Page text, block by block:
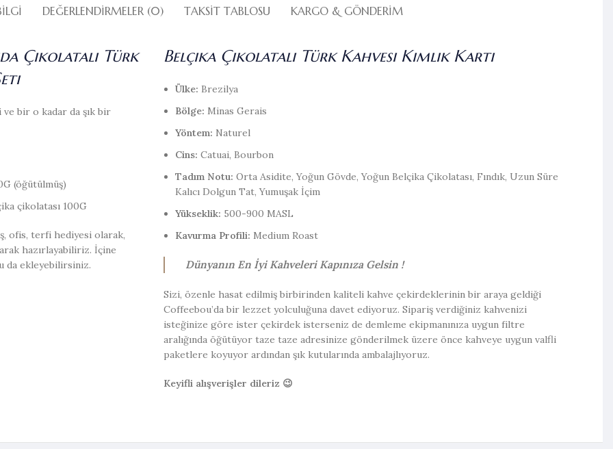
DEĞERLENDIRMELER (0) TAKSIT TABLOSU KARGO & GÖNDERIM
Çikolatalı Türk
ve bir o kadar da şık bir
(öğütülmüş)
çikolatası 100G
ofis, terfi hediyesi olarak,
hazırlayabiliriz. İçine
da ekleyebilirsiniz.
Belçika Çikolatalı Türk Kahvesi Kimlik Kartı
Ülke: Brezilya
Bölge: Minas Gerais
Yöntem: Naturel
Cins: Catuai, Bourbon
Tadım Notu: Orta Asidite, Yoğun Gövde, Yoğun Belçika Çikolatası, Fındık, Uzun Süre
Kalıcı Dolgun Tat, Yumuşak İçim
Yükseklik: 500-900 MASL
Kavurma Profili: Medium Roast
Dünyanın En İyi Kahveleri Kapınıza Gelsin !
Sizi, özenle hasat edilmiş birbirinden kaliteli kahve çekirdeklerinin bir araya geldiği
Coffeebou’da bir lezzet yolculuğuna davet ediyoruz. Sipariş verdiğiniz kahvenizi
isteğinize göre ister çekirdek isterseniz de demleme ekipmanınıza uygun filtre
aralığında öğütüyor taze taze adresinize gönderilmek üzere önce kahveye uygun valfli
paketlere koyuyor ardından şık kutularında ambalajlıyoruz.
Keyifli alışverişler dileriz 😉